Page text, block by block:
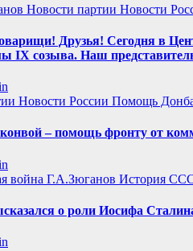
Новости партии Новости
Друзья! Сегодня в
IX созыва. Наш
Новости России Помощь
– помощь фронту от
война Г.А.Зюганов История
о роли Иосифа